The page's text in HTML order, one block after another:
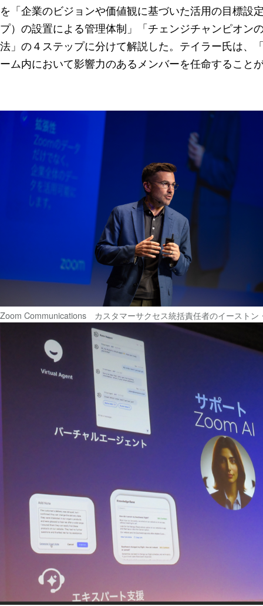
を「企業のビジョンや価値観に基づいた活用の目標設
プ）の設置による管理体制」「チェンジチャンピオン
法」の４ステップに分けて解説した。テイラー氏は、
ーム内において影響力のあるメンバーを任命すること
Zoom Communications カスタマーサクセス統括責任者のイーストン